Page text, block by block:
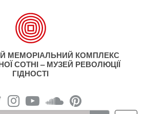
МЕМОРІАЛЬНИЙ КОМПЛЕКС
СОТНІ – МУЗЕЙ РЕВОЛЮЦІЇ
ГІДНОСТІ